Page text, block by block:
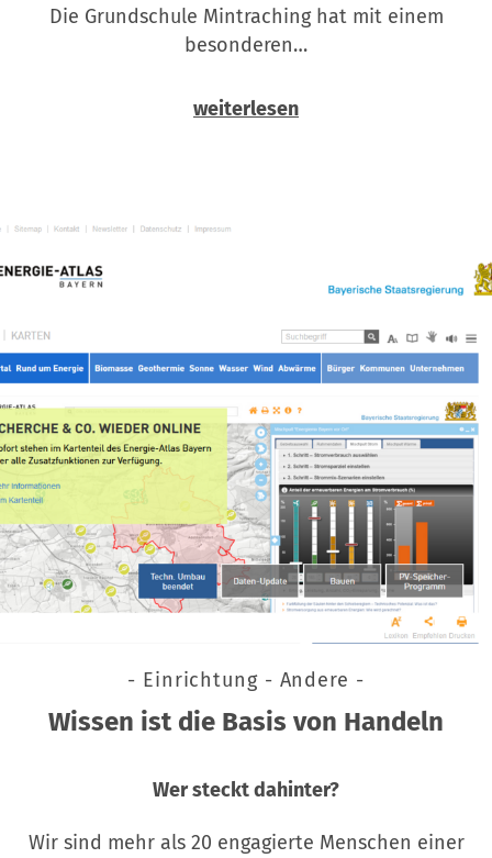
Die Grundschule Mintraching hat mit einem
besonderen…
weiterlesen
- Einrichtung - Andere -
Wissen ist die Basis von Handeln
Wer steckt dahinter?
Wir sind mehr als 20 engagierte Menschen einer